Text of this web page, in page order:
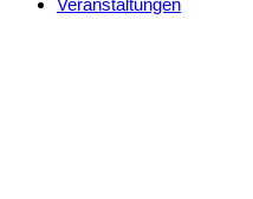
Veranstaltungen